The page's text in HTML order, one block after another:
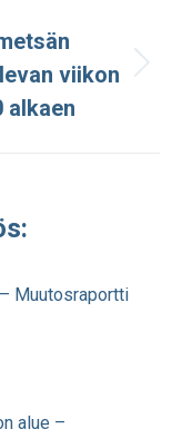
viikon
alkaen
Muutosraportti
alue –